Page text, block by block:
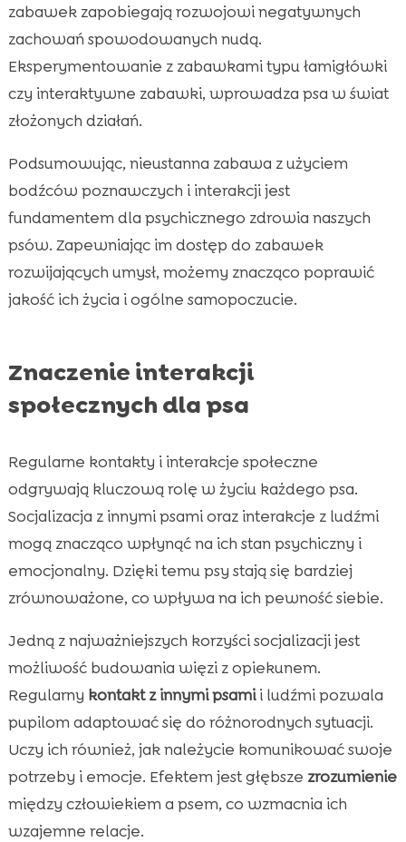
zabawek zapobiegają rozwojowi negatywnych
zachowań spowodowanych nudą.
Eksperymentowanie z zabawkami typu łamigłówki
czy interaktywne zabawki, wprowadza psa w świat
złożonych działań.
Podsumowując, nieustanna zabawa z użyciem
bodźców poznawczych i interakcji jest
fundamentem dla psychicznego zdrowia naszych
psów. Zapewniając im dostęp do zabawek
rozwijających umysł, możemy znacząco poprawić
jakość ich życia i ogólne samopoczucie.
Znaczenie interakcji
społecznych dla psa
Regularne kontakty i interakcje społeczne
odgrywają kluczową rolę w życiu każdego psa.
Socjalizacja z innymi psami oraz interakcje z ludźmi
mogą znacząco wpłynąć na ich stan psychiczny i
emocjonalny. Dzięki temu psy stają się bardziej
zrównoważone, co wpływa na ich pewność siebie.
Jedną z najważniejszych korzyści socjalizacji jest
możliwość budowania więzi z opiekunem.
Regularny kontakt z innymi psamii ludźmi pozwala
pupilom adaptować się do różnorodnych sytuacji.
Uczy ich również, jak należycie komunikować swoje
potrzeby i emocje. Efektem jest głębsze zrozumienie
między człowiekiem a psem, co wzmacnia ich
wzajemne relacje.